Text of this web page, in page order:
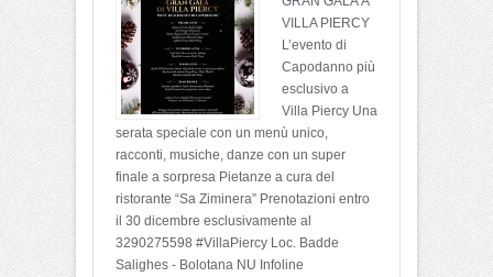
VILLA PIERCY
L’evento di
Capodanno più
esclusivo a
Villa Piercy Una
serata speciale con un menù unico,
racconti, musiche, danze con un super
finale a sorpresa Pietanze a cura del
ristorante “Sa Ziminera” Prenotazioni entro
il 30 dicembre esclusivamente al
3290275598 #VillaPiercy Loc. Badde
Salighes - Bolotana NU Infoline